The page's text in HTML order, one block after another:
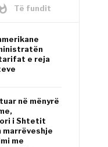
Të fundit
e reja
në mënyrë
i Shtetit
marrëveshje
me